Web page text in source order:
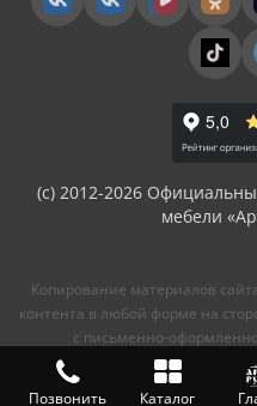
Позвонить Каталог
(с) 2012-2026
мебели
Копирование материалов
контента в любой форме на
с письменно-